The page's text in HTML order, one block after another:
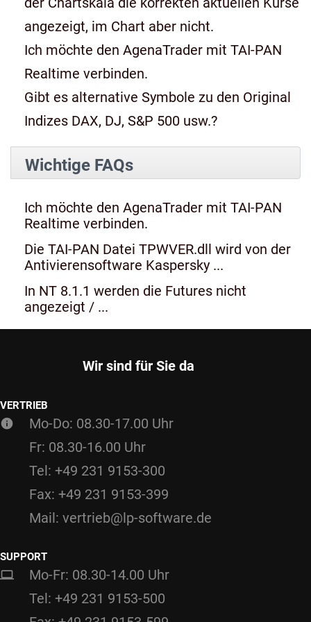
angezeigt, im Chart aber nicht.
Ich möchte den AgenaTrader mit TAI-PAN
Realtime verbinden.
Gibt es alternative Symbole zu den Original
Indizes DAX, DJ, S&P 500 usw.?
Wichtige FAQs
Ich möchte den AgenaTrader mit TAI-PAN
Realtime verbinden.
Die TAI-PAN Datei TPWVER.dll wird von der
Antivierensoftware Kaspersky ...
In NT 8.1.1 werden die Futures nicht
angezeigt / ...
Wir sind für Sie da
VERTRIEB
Mo-Do: 08.30-17.00 Uhr
Fr: 08.30-16.00 Uhr
Tel: +49 231 9153-300
Fax: +49 231 9153-399
Mail: vertrieb@lp-software.de
SUPPORT
Mo-Fr: 08.30-14.00 Uhr
Tel: +49 231 9153-500